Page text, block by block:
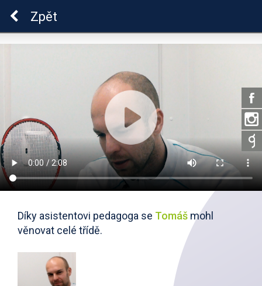
Zpět
Díky asistentovi pedagoga se Tomáš mohl
věnovat celé třídě.